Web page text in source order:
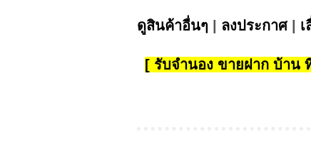
ดูสินค้าอื่นๆ ลงประกาศ|
[ รับจำนอง ขายฝาก บ้าน